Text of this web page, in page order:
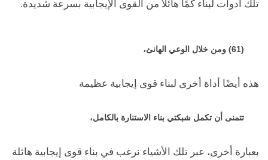
تلك أدوات لبناء كمًا هائلًا من القوى الإيجابية بسرعة شديدة.
(61) ومن خلال الوعي الهانئ،
هذه أيضًا أداة أخرى لبناء قوى إيجابية عظيمة
تتمنى أن تكمل شبكتي بناء الاستنارة بالكامل،
بعبارة أخرى، عبر تلك الأشياء نرغب في بناء قوى إيجابية هائلة